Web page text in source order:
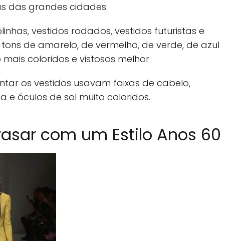
das grandes cidades.
vestidos rodados, vestidos futuristas e
de amarelo, de vermelho, de verde, de azul
coloridos e vistosos melhor.
os vestidos usavam faixas de cabelo,
e óculos de sol muito coloridos.
com um Estilo Anos 60